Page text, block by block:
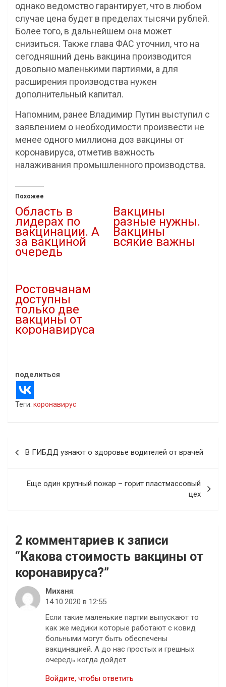
однако ведомство гарантирует, что в любом
случае цена будет в пределах тысячи рублей.
Более того, в дальнейшем она может
снизиться. Также глава ФАС уточнил, что на
сегодняшний день вакцина производится
довольно маленькими партиями, а для
расширения производства нужен
дополнительный капитал.
Напомним, ранее Владимир Путин выступил с
заявлением о необходимости произвести не
менее одного миллиона доз вакцины от
коронавируса, отметив важность
налаживания промышленного производства.
Похожее
Область в
лидерах по
вакцинации. А
за вакциной
очередь
Вакцины
разные нужны.
Вакцины
всякие важны
Ростовчанам
доступны
только две
вакцины от
коронавируса
поделиться
Теги: коронавирус
записям
В ГИБДД узнают о здоровье водителей от врачей
Еще один крупный пожар – горит пластмассовый
цех
2 комментариев к записи
“ Какова стоимость вакцины от
коронавируса?”
Миханя:
14.10.2020 в 12:55
Если такие маленькие партии выпускают то
как же медики которые работают с ковид
больными могут быть обеспечены
вакцинацией. А до нас простых и грешных
очередь когда дойдет.
Войдите, чтобы ответить